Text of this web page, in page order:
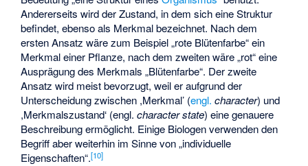
Andererseits wird der Zustand, in dem sich eine Struktur
befindet, ebenso als Merkmal bezeichnet. Nach dem
ersten Ansatz wäre zum Beispiel „rote Blütenfarbe“ ein
Merkmal einer Pflanze, nach dem zweiten wäre „rot“ eine
Ausprägung des Merkmals „Blütenfarbe“. Der zweite
Ansatz wird meist bevorzugt, weil er aufgrund der
Unterscheidung zwischen ,Merkmal’ (engl. character) und
,Merkmalszustand‘ (engl.character state) eine genauere
Beschreibung ermöglicht. Einige Biologen verwenden den
Begriff aber weiterhin im Sinne von „individuelle
Eigenschaften“.[10]